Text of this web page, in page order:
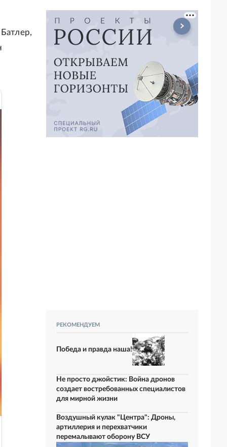
РЕКОМЕНДУЕМ
Победа и правда наша!
Не просто джойстик: Война дронов
создает востребованных специалистов
для мирной жизни
Воздушный кулак "Центра": Дроны,
артиллерия и перехватчики
перемалывают оборону ВСУ